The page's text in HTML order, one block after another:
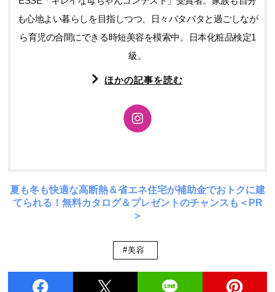
も心地よい暮らしを目指しつつ、日々バタバタと過ごしなが
ら育児の合間にできる時短美容を模索中。日本化粧品検定1
級。
ほかの記事を読む
夏も冬も快適な高断熱＆省エネ住宅が補助金でおトクに建
てられる！無料カタログ＆プレゼントのチャンスも＜PR
＞
#美容